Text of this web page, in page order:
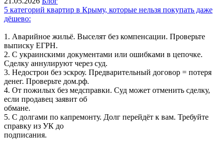
5 категорий квартир в Крыму, которые нельзя покупать даже
дёшево:
1. Аварийное жильё. Выселят без компенсации. Проверьте
выписку ЕГРН.
2. С украинскими документами или ошибками в цепочке.
Сделку аннулируют через суд.
3. Недострои без эскроу. Предварительный договор = потеря
денег. Проверьте дом.рф.
4. От пожилых без медсправки. Суд может отменить сделку,
если продавец заявит об
обмане.
5. С долгами по капремонту. Долг перейдёт к вам. Требуйте
справку из УК до
подписания.